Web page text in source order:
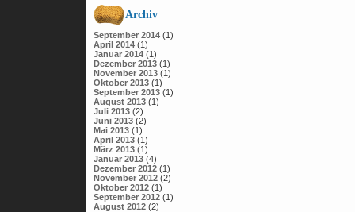
Archiv
September 2014(1)
April 2014(1)
Januar 2014(1)
Dezember 2013(1)
November 2013(1)
Oktober 2013(1)
September 2013(1)
August 2013(1)
Juli 2013(2)
Juni 2013(2)
Mai 2013(1)
April 2013(1)
März 2013(1)
Januar 2013(4)
Dezember 2012(1)
November 2012(2)
Oktober 2012(1)
September 2012(1)
August 2012(2)